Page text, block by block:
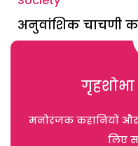
अनुवांशिक चाचणी
मनोरंजक कहानियों
लिए